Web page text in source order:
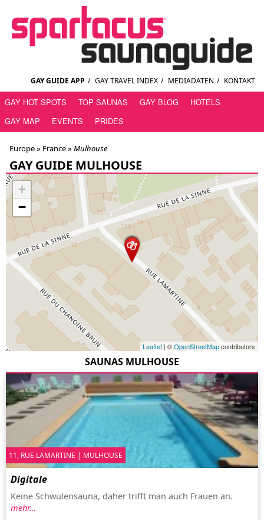
GAY GUIDE APP / GAY TRAVEL INDEX / MEDIADATEN / KONTAKT
GAY HOT SPOTS TOP SAUNAS GAY BLOG
HOTELS
GAY MAP
EVENTS PRIDES
Europe » France» Mulhouse
GAY GUIDE MULHOUSE
+
−
Leaflet | ©OpenStreetMapcontributors
SAUNAS MULHOUSE
11, RUE LAMARTINE | MULHOUSE
Digitale
Keine Schwulensauna, daher trifft man auch Frauen an.
mehr…